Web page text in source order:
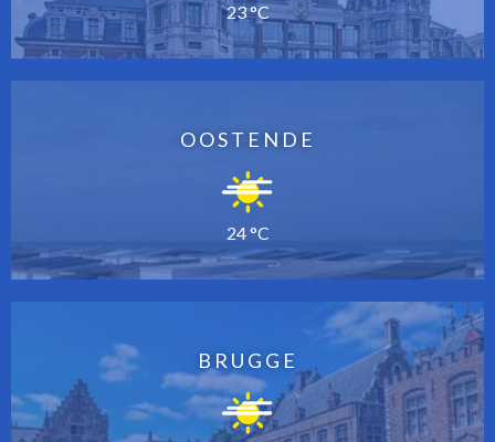
23 °C
OOSTENDE
24 °C
BRUGGE